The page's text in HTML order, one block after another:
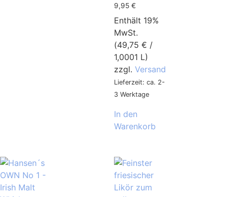
9,95 €
Enthält 19%
MwSt.
(49,75 € /
1,0001 L)
zzgl. Versand
Lieferzeit: ca. 2-
3 Werktage
In den
Warenkorb